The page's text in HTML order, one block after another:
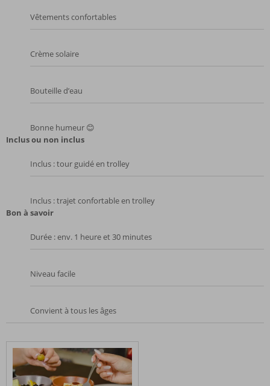
Vêtements confortables
Crème solaire
Bouteille d’eau
Bonne humeur 😊
Inclus ou non inclus
Inclus : tour guidé en trolley
Inclus : trajet confortable en trolley
Bon à savoir
Durée : env. 1 heure et 30 minutes
Niveau facile
Convient à tous les âges